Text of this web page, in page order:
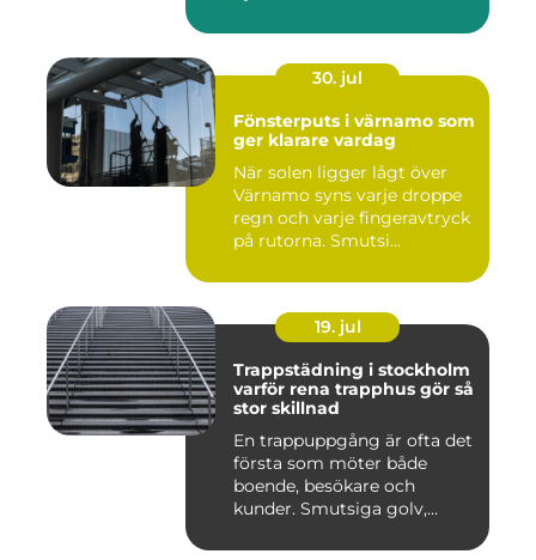
30. jul
Fönsterputs i värnamo som
ger klarare vardag
När solen ligger lågt över
Värnamo syns varje droppe
regn och varje fingeravtryck
på rutorna. Smutsi...
19. jul
Trappstädning i stockholm
varför rena trapphus gör så
stor skillnad
En trappuppgång är ofta det
första som möter både
boende, besökare och
kunder. Smutsiga golv,